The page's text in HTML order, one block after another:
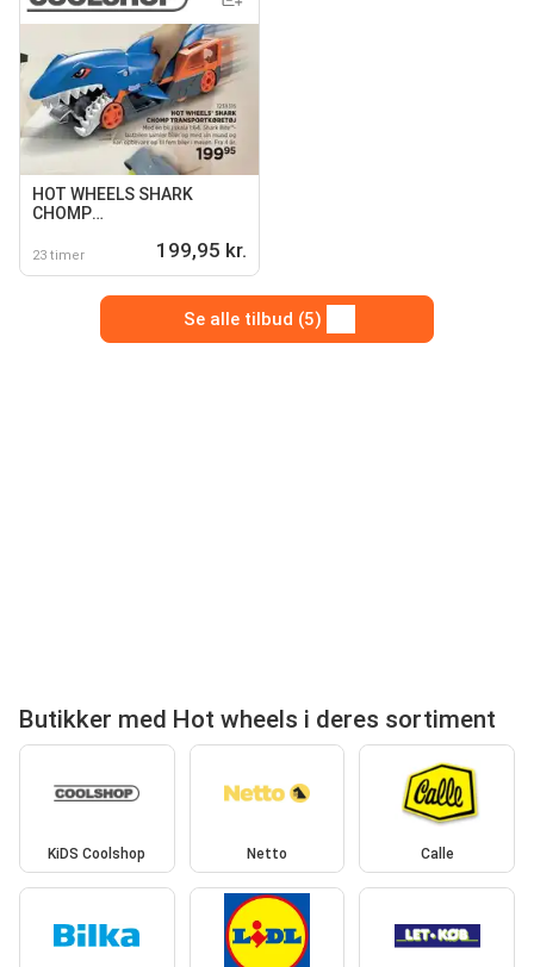
HOT WHEELS SHARK
CHOMP
23 timer 199,95 kr.
Se alle tilbud (5)
Butikker med Hot wheels i deres sortiment
KiDS Coolshop Netto Calle